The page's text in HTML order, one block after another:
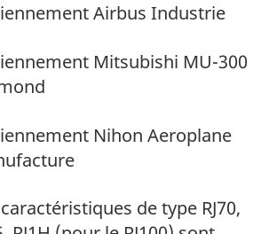
Airbus Industrie
référence de la note de bas de
Mitsubishi MU-300
de la note de bas de
Nihon Aeroplane
de la note de bas de
de type RJ70,
de la note de bas de